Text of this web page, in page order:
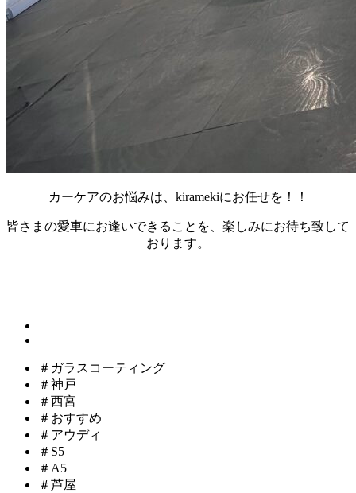
カーケアのお悩みは、kiramekiにお任せを！！
皆さまの愛車にお逢いできることを、楽しみにお待ち致して
おります。
＃ガラスコーティング
＃神戸
＃西宮
＃おすすめ
＃アウディ
＃S5
＃A5
＃芦屋